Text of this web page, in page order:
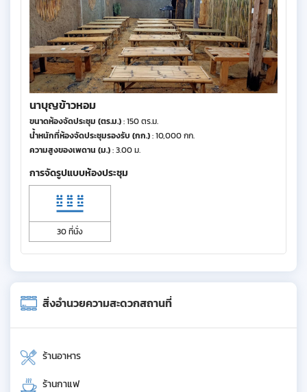
นาบุญข้าวหอม
ขนาดห้องจัดประชุม (ตร.ม.): 150 ตร.ม.
น้ำหนักที่ห้องจัดประชุมรองรับ (กก.): 10,000 กก.
ความสูงของเพดาน (ม.): 3.00 ม.
การจัดรูปแบบห้องประชุม
30 ที่นั่ง
สิ่งอำนวยความสะดวกสถานที่
ร้านอาหาร
ร้านกาแฟ